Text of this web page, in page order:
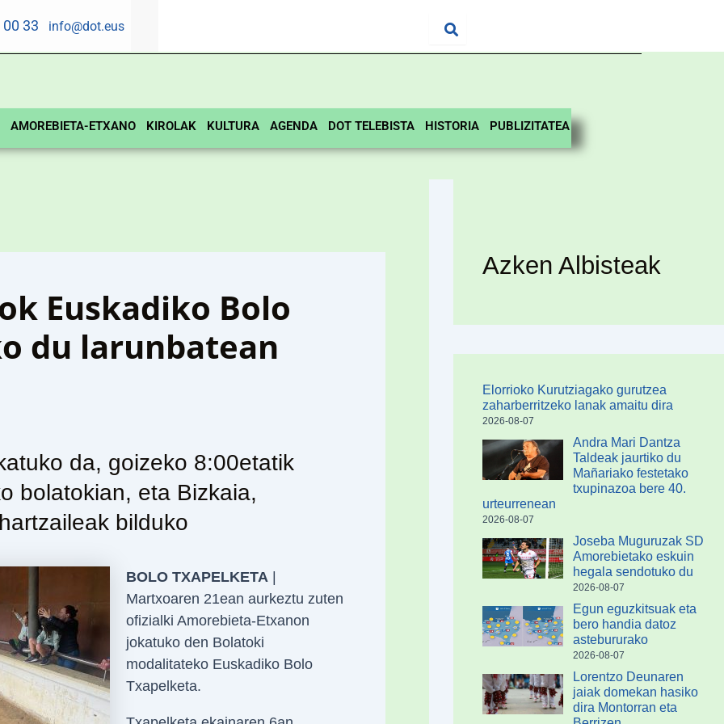
00 33 info@dot.eus
AMOREBIETA-ETXANO KIROLAK KULTURA AGENDA DOT TELEBISTA HISTORIA PUBLIZITATEA
Euskadiko Bolo
du larunbatean
da, goizeko 8:00etatik
bolatokian, eta Bizkaia,
bilduko
BOLO TXAPELKETA|
Martxoaren 21ean aurkeztu zuten
ofizialki Amorebieta-Etxanon
jokatuko den Bolatoki
modalitateko Euskadiko Bolo
Txapelketa.
Azken Albisteak
Elorrioko Kurutziagako gurutzea
zaharberritzeko lanak amaitu dira
2026-08-07
Andra Mari Dantza
Taldeak jaurtiko du
Mañariako festetako
txupinazoa bere 40.
urteurrenean
2026-08-07
Joseba Muguruzak SD
Amorebietako eskuin
hegala sendotuko du
2026-08-07
Egun eguzkitsuak eta
bero handia datoz
astebururako
2026-08-07
Lorentzo Deunaren
jaiak domekan hasiko
dira Montorran eta